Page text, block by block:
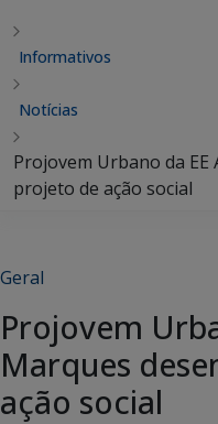
Informativos
Notícias
Projovem Urbano da EE
projeto de ação social
Geral
Projovem
Marques
ação social